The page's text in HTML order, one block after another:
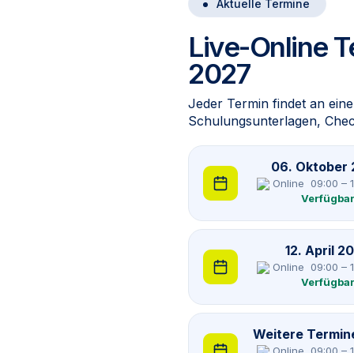
Aktuelle Termine
Live-Online
2027
Jeder Termin findet an
Schulungs­unterlagen,
06. Oktober
Online
09:00 –
Verfügbar
12. April
Online
09:00 –
Verfügbar
Weitere